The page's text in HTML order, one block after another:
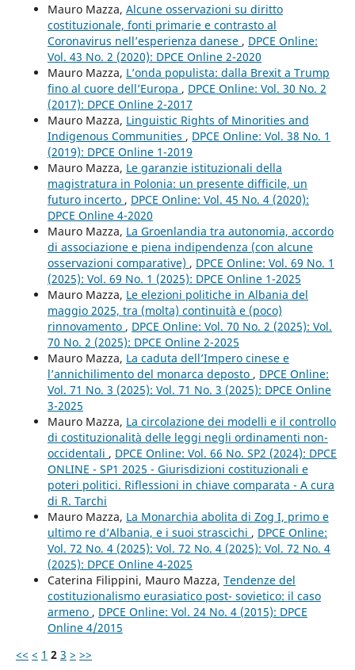
Mauro Mazza, Alcune osservazioni su diritto
costituzionale, fonti primarie e contrasto al
Coronavirus nell’esperienza danese , DPCE Online:
Vol. 43 No. 2 (2020): DPCE Online 2-2020
Mauro Mazza, L’onda populista: dalla Brexit a Trump
fino al cuore dell’Europa , DPCE Online: Vol. 30 No. 2
(2017): DPCE Online 2-2017
Mauro Mazza, Linguistic Rights of Minorities and
Indigenous Communities , DPCE Online: Vol. 38 No. 1
(2019): DPCE Online 1-2019
Mauro Mazza, Le garanzie istituzionali della
magistratura in Polonia: un presente difficile, un
futuro incerto , DPCE Online: Vol. 45 No. 4 (2020):
DPCE Online 4-2020
Mauro Mazza, La Groenlandia tra autonomia, accordo
di associazione e piena indipendenza (con alcune
osservazioni comparative) , DPCE Online: Vol. 69 No. 1
(2025): Vol. 69 No. 1 (2025): DPCE Online 1-2025
Mauro Mazza, Le elezioni politiche in Albania del
maggio 2025, tra (molta) continuità e (poco)
rinnovamento , DPCE Online: Vol. 70 No. 2 (2025): Vol.
70 No. 2 (2025): DPCE Online 2-2025
Mauro Mazza, La caduta dell’Impero cinese e
l’annichilimento del monarca deposto , DPCE Online:
Vol. 71 No. 3 (2025): Vol. 71 No. 3 (2025): DPCE Online
3-2025
Mauro Mazza, La circolazione dei modelli e il controllo
di costituzionalità delle leggi negli ordinamenti non-
occidentali , DPCE Online: Vol. 66 No. SP2 (2024): DPCE
ONLINE - SP1 2025 - Giurisdizioni costituzionali e
poteri politici. Riflessioni in chiave comparata - A cura
di R. Tarchi
Mauro Mazza, La Monarchia abolita di Zog I, primo e
ultimo re d’Albania, e i suoi strascichi , DPCE Online:
Vol. 72 No. 4 (2025): Vol. 72 No. 4 (2025): Vol. 72 No. 4
(2025): DPCE Online 4-2025
Caterina Filippini, Mauro Mazza, Tendenze del
costituzionalismo eurasiatico post- sovietico: il caso
armeno , DPCE Online: Vol. 24 No. 4 (2015): DPCE
Online 4/2015
<< < 1 2 3 > >>